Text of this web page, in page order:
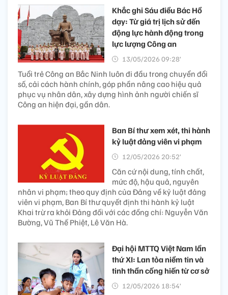
Khắc ghi Sáu điều Bác Hồ
dạy: Từ giá trị lịch sử đến
động lực hành động trong
lực lượng Công an
13/05/2026 09:28’
Tuổi trẻ Công an Bắc Ninh luôn đi đầu trong chuyển đổi
số, cải cách hành chính, góp phần nâng cao hiệu quả
phục vụ nhân dân, xây dựng hình ảnh người chiến sĩ
Công an hiện đại, gần dân.
Ban Bí thư xem xét, thi hành
kỷ luật đảng viên vi phạm
12/05/2026 20:52’
Căn cứ nội dung, tính chất,
mức độ, hậu quả, nguyên
nhân vi phạm; theo quy định của Đảng về kỷ luật đảng
viên vi phạm, Ban Bí thư quyết định thi hành kỷ luật
Khai trừ ra khỏi Đảng đối với các đồng chí: Nguyễn Văn
Bường, Vũ Thế Phiệt, Lê Văn Hà.
Đại hội MTTQ Việt Nam lần
thứ XI: Lan tỏa niềm tin và
tinh thần cống hiến từ cơ sở
12/05/2026 18:54’